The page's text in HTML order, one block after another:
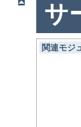
サ
関連モジ